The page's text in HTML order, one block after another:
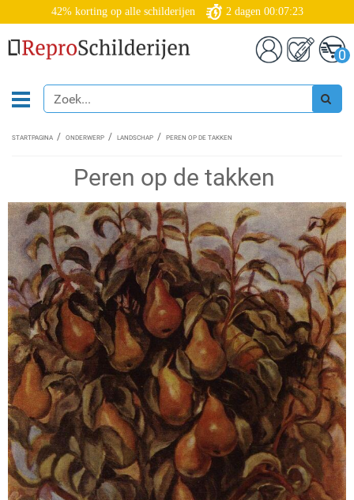
42% korting op alle schilderijen 2 dagen 00:07:22
0
STARTPAGINA ONDERWERP LANDSCHAP PEREN OP DE TAKKEN
Peren op de takken